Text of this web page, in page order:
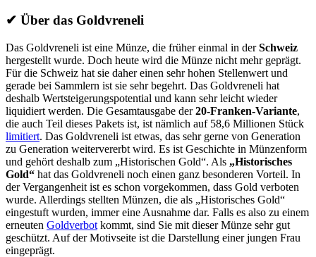
✔ Über das Goldvreneli
Das Goldvreneli ist eine Münze, die früher einmal in derSchweiz
hergestellt wurde. Doch heute wird die Münze nicht mehr geprägt.
Für die Schweiz hat sie daher einen sehr hohen Stellenwert und
gerade bei Sammlern ist sie sehr begehrt. Das Goldvreneli hat
deshalb Wertsteigerungspotential und kann sehr leicht wieder
liquidiert werden. Die Gesamtausgabe der20-Franken-Variante,
die auch Teil dieses Pakets ist, ist nämlich auf 58,6 Millionen Stück
limitiert. Das Goldvreneli ist etwas, das sehr gerne von Generation
zu Generation weitervererbt wird. Es ist Geschichte in Münzenform
und gehört deshalb zum „Historischen Gold“. Als „Historisches
Gold“ hat das Goldvreneli noch einen ganz besonderen Vorteil. In
der Vergangenheit ist es schon vorgekommen, dass Gold verboten
wurde. Allerdings stellten Münzen, die als „Historisches Gold“
eingestuft wurden, immer eine Ausnahme dar. Falls es also zu einem
erneuten Goldverbot kommt, sind Sie mit dieser Münze sehr gut
geschützt. Auf der Motivseite ist die Darstellung einer jungen Frau
eingeprägt.